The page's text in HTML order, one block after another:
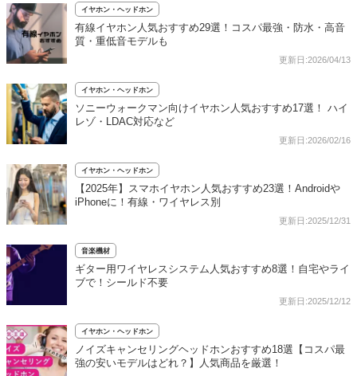
イヤホン・ヘッドホン
有線イヤホン人気おすすめ29選！コスパ最強・防水・高音
質・重低音モデルも
更新日:2026/04/13
イヤホン・ヘッドホン
ソニーウォークマン向けイヤホン人気おすすめ17選！ ハイ
レゾ・LDAC対応など
更新日:2026/02/16
イヤホン・ヘッドホン
【2025年】スマホイヤホン人気おすすめ23選！Androidや
iPhoneに！有線・ワイヤレス別
更新日:2025/12/31
音楽機材
ギター用ワイヤレスシステム人気おすすめ8選！自宅やライ
ブで！シールド不要
更新日:2025/12/12
イヤホン・ヘッドホン
ノイズキャンセリングヘッドホンおすすめ18選【コスパ最
強の安いモデルはどれ？】人気商品を厳選！